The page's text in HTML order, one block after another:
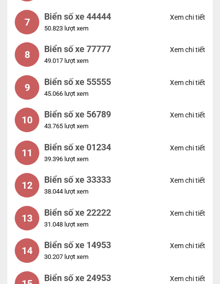
7 Biển số xe 44444
50.823 lượt xem
Xem chi tiết
8 Biển số xe 77777
49.017 lượt xem
Xem chi tiết
9 Biển số xe 55555
45.066 lượt xem
Xem chi tiết
10 Biển số xe 56789
43.765 lượt xem
Xem chi tiết
11 Biển số xe 01234
39.396 lượt xem
Xem chi tiết
12 Biển số xe 33333
38.044 lượt xem
Xem chi tiết
13 Biển số xe 22222
31.048 lượt xem
Xem chi tiết
14 Biển số xe 14953
30.207 lượt xem
Xem chi tiết
Biển số xe 24953 Xem chi tiết